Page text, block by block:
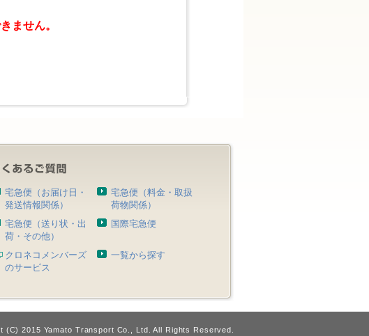
ません。
宅急便（お届け日・
発送情報関係）
宅急便（料金・取扱
荷物関係）
宅急便（送り状・出
荷・その他）
国際宅急便
クロネコメンバーズ
のサービス
一覧から探す
(C) 2015 Yamato Transport Co., Ltd. All Rights Reserved.